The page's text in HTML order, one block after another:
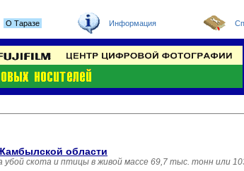
О Таразе Информация
области
убой скота и птицы в живой массе 69,7 тыс. тонн или